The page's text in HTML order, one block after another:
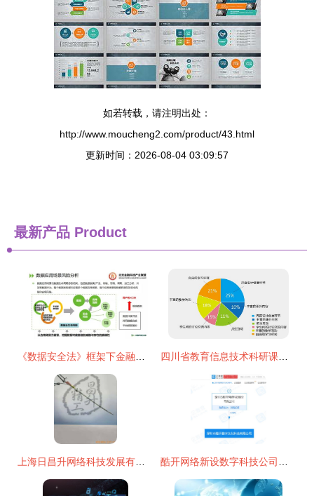
如若转载，请注明出处：
http://www.moucheng2.com/product/43.html
更新时间：2026-08-04 03:09:57
最新产品 Product